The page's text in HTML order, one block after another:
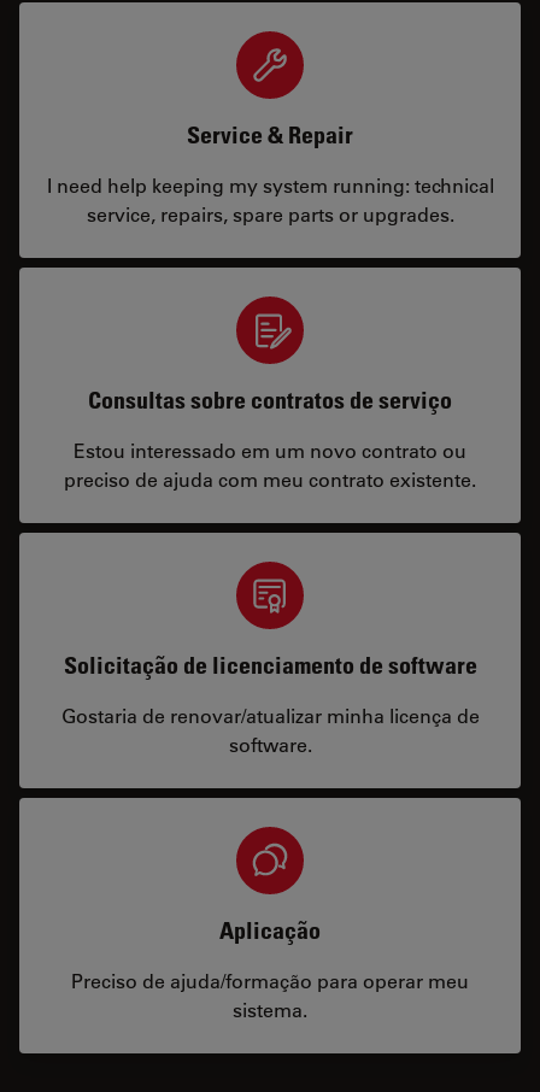
Service & Repair
I need help keeping my system running: technical
service, repairs, spare parts or upgrades.
Consultas sobre contratos de serviço
Estou interessado em um novo contrato ou
preciso de ajuda com meu contrato existente.
Solicitação de licenciamento de software
Gostaria de renovar/atualizar minha licença de
software.
Aplicação
Preciso de ajuda/formação para operar meu
sistema.